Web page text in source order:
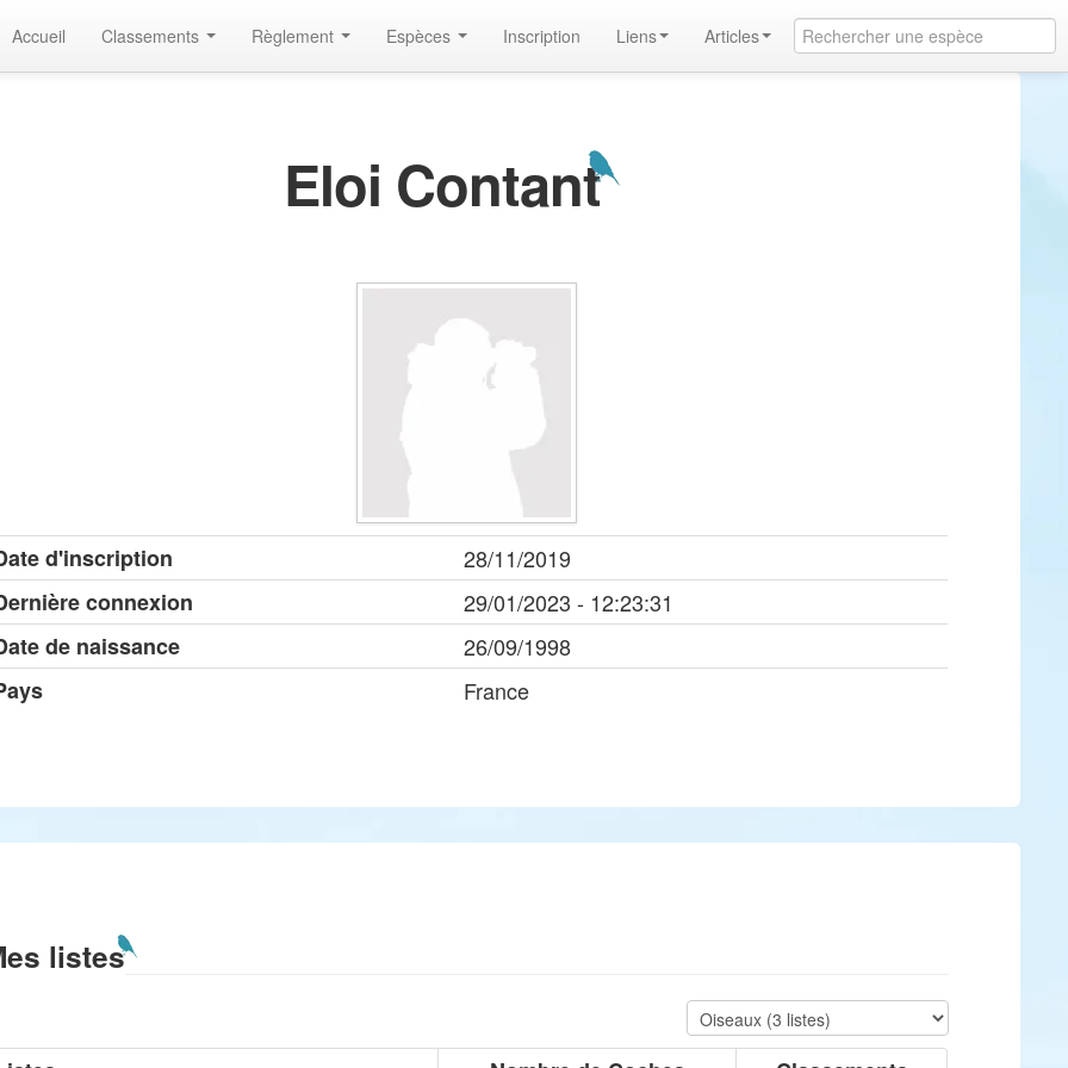
Accueil Classements Règlement Espèces Inscription Liens Articles
Eloi Contant
d'inscription
28/11/2019
connexion
29/01/2023 - 12:23:31
de naissance
26/09/1998
France
listes